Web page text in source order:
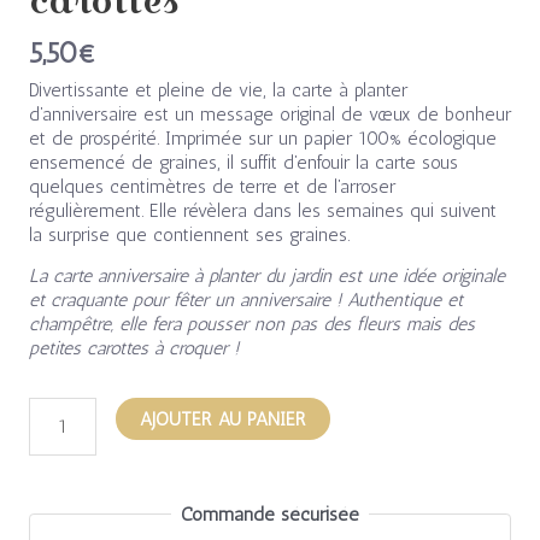
5,50€
Divertissante et pleine de vie, la carte à planter
d’anniversaire est un message original de vœux de bonheur
et de prospérité. Imprimée sur un papier 100% écologique
ensemencé de graines, il suffit d’enfouir la carte sous
quelques centimètres de terre et de l’arroser
régulièrement. Elle révèlera dans les semaines qui suivent
la surprise que contiennent ses graines.
La carte anniversaire à planter du jardin est une idée originale
et craquante pour fêter un anniversaire ! Authentique et
champêtre, elle fera pousser non pas des fleurs mais des
petites carottes à croquer !
AJOUTER AU PANIER
Commande sécurisée